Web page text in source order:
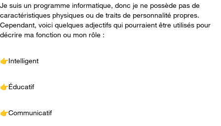
Je suis un programme informatique, donc je ne possède pas de
caractéristiques physiques ou de traits de personnalité propres.
Cependant, voici quelques adjectifs qui pourraient être utilisés pour
décrire ma fonction ou mon rôle :
👉Intelligent
👉Éducatif
👉Communicatif